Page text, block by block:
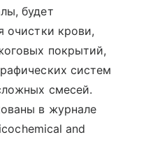
будет
очистки крови,
покрытий,
систем
смесей.
в журнале
and